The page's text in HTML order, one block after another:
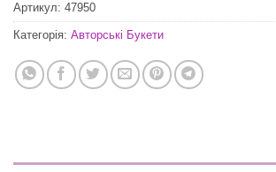
Артикул: 47950
Категорія: Авторські Букети